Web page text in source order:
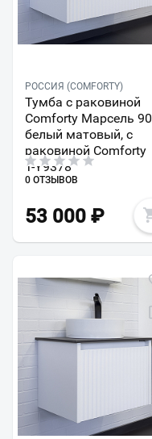
РОССИЯ (COMFORTY)
Тумба с раковиной
Comforty Марсель 90
белый матовый, с
раковиной Comforty
T-Y9378
0 ОТЗЫВОВ
53 000 ₽